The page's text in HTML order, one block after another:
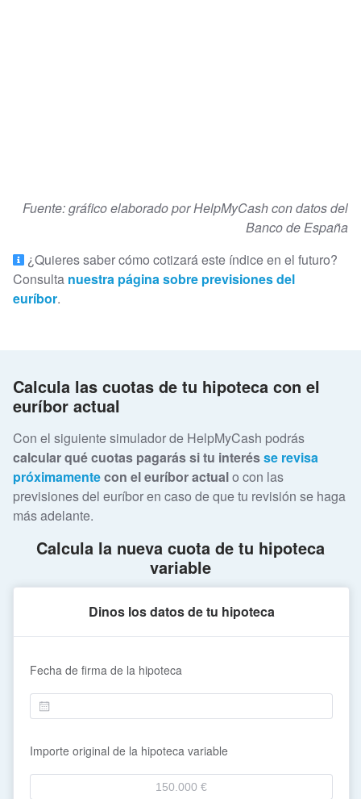
Fuente: gráfico elaborado por HelpMyCash con datos del
Banco de España
¿Quieres saber cómo cotizará este índice en el futuro?
Consulta nuestra página sobre previsiones del
euríbor.
Calcula las cuotas de tu hipoteca con el
euríbor actual
Con el siguiente simulador de HelpMyCash podrás
calcular qué cuotas pagarás si tu interésse revisa
próximamentecon el euríbor actualo con las
previsiones del euríbor en caso de que tu revisión se haga
más adelante.
Calcula la nueva cuota de tu hipoteca
variable
Dinos los datos de tu hipoteca
Fecha de firma de la hipoteca
Importe original de la hipoteca variable